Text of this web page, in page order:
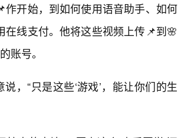
开始，到如何使用语音助手、如何
线支付。他将这些视频上传📌到🌸
账号。
，“只是这些‘游戏’，能让你们的生